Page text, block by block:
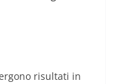
risultati in